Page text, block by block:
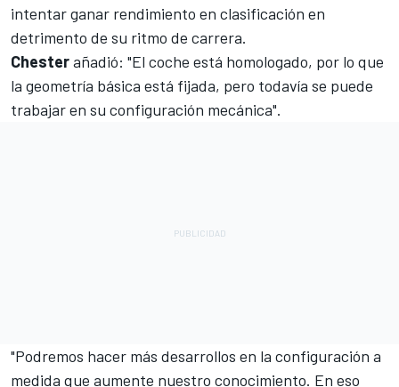
intentar ganar rendimiento en clasificación en
detrimento de su ritmo de carrera.
Chesterañadió: "El coche está homologado, por lo que
la geometría básica está fijada, pero todavía se puede
trabajar en su configuración mecánica".
"Podremos hacer más desarrollos en la configuración a
medida que aumente nuestro conocimiento. En eso